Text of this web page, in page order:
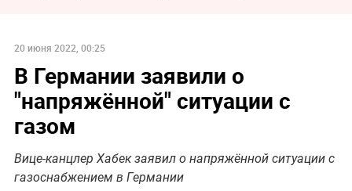
20 июня 2022, 00:25
В Германии заявили о
"напряжённой" ситуации с
газом
Вице-канцлер Хабек заявил о напряжённой ситуации с
газоснабжением в Германии